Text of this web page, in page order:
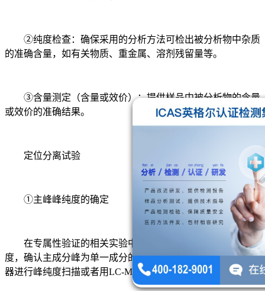
②纯度检查：确保采用的分析方法可检出被分析物中杂质
的准确含量，如有关物质、重金属、溶剂残留量等。
③含量测定（含量或效价）：提供样品中被分析物的含量
或效价的准确结果。
定位分离试验
①主峰峰纯度的确定
在专属性验证的相关实验中，主成分峰都应该考察峰纯
度，确认主成分峰为单一成分的峰。具体做法是用DAD检测
器进行峰纯度扫描或者用LC-MS确认没有其他成分。